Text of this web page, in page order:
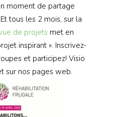
moment de partage
tous les 2 mois, sur la
de projets met en
inspirant ». Inscrivez-
et participez! Visio
sur nos pages web.